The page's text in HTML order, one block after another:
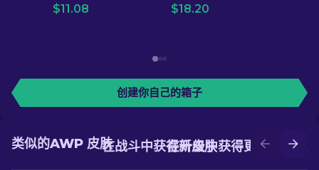
$11.08
$18.20
创建你自己的箱子
在升级中获得更好的皮肤
在战斗中获得新皮肤
类似的AWP 皮肤